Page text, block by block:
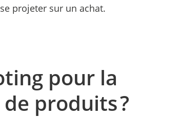
projeter sur un achat.
pour la
produits ?